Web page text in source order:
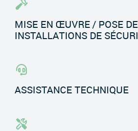
MISE EN ŒUVRE / POSE
INSTALLATIONS DE
ASSISTANCE TECHNIQUE